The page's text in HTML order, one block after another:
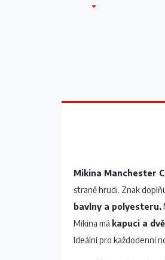
Mikina Manchester
straně hrudi. Znak
bavlny a polyesteru.
Mikina má kapuci a
Ideální pro každodenní